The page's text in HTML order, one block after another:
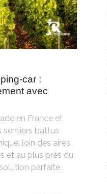
car :
avec
en France et
sentiers battus
loin des aires
et au plus près du
parfaite :